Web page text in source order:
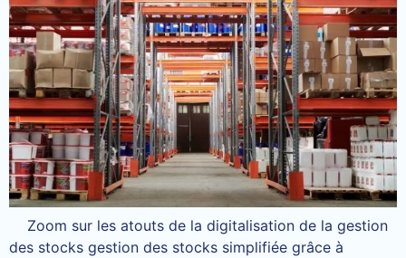
Zoom sur les atouts de la digitalisation de la gestion
des stocks gestion des stocks simplifiée grâce à